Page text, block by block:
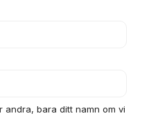
bara ditt namn om vi